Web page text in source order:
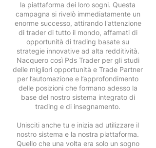
la piattaforma dei loro sogni. Questa
campagna si rivelò immediatamente un
enorme successo, attirando l'attenzione
di trader di tutto il mondo, affamati di
opportunità di trading basate su
strategie innovative ad alta redditività.
Nacquero così Pds Trader per gli studi
delle migliori opportunità e Trade Partner
per l’automazione e l’approfondimento
delle posizioni che formano adesso la
base del nostro sistema integrato di
trading e di insegnamento.
Unisciti anche tu e inizia ad utilizzare il
nostro sistema e la nostra piattaforma.
Quello che una volta era solo un sogno